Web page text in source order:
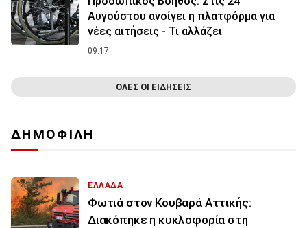
Αυγούστου ανοίγει η πλατφόρμα για
νέες αιτήσεις - Τι αλλάζει
09:17
ΟΛΕΣ ΟΙ ΕΙΔΗΣΕΙΣ
ΔΗΜΟΦΙΛΗ
ΕΛΛΑΔΑ
Φωτιά στον Κουβαρά Αττικής:
Διακόπηκε η κυκλοφορία στη